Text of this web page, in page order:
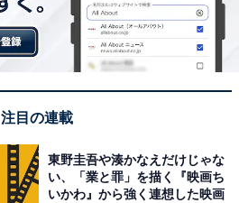
注目の連載
東野圭吾や湊かなえだけじゃな
い、「業と罪」を描く『映画ち
いかわ』から強く連想した映画